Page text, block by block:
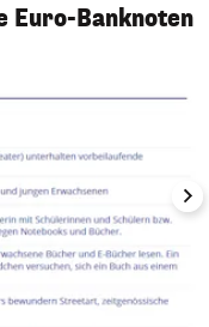
Euro-Banknoten